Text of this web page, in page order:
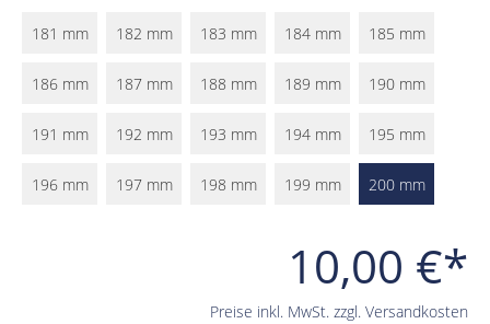
10,00 €*
Preise inkl. MwSt. zzgl. Versandkosten
181 mm 182 mm 183 mm 184 mm 185 mm
186 mm 187 mm 188 mm 189 mm 190 mm
191 mm 192 mm 193 mm 194 mm 195 mm
196 mm 197 mm 198 mm 199 mm 200 mm